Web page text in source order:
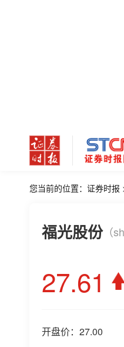
您当前的位置： 证券时报
福光股份（
27.61
开盘价： 27.00